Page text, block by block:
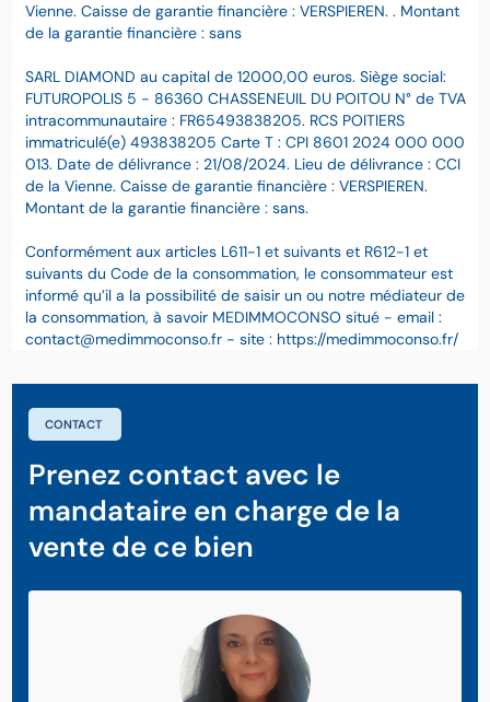
Vienne. Caisse de garantie financière : VERSPIEREN. . Montant
de la garantie financière : sans
SARL DIAMOND au capital de 12000,00 euros. Siège social:
FUTUROPOLIS 5 - 86360 CHASSENEUIL DU POITOU N° de TVA
intracommunautaire : FR65493838205. RCS POITIERS
immatriculé(e) 493838205 Carte T : CPI 8601 2024 000 000
013. Date de délivrance : 21/08/2024. Lieu de délivrance : CCI
de la Vienne. Caisse de garantie financière : VERSPIEREN.
Montant de la garantie financière : sans.
Conformément aux articles L611-1 et suivants et R612-1 et
suivants du Code de la consommation, le consommateur est
informé qu’il a la possibilité de saisir un ou notre médiateur de
la consommation, à savoir MEDIMMOCONSO situé - email :
contact@medimmoconso.fr - site : https://medimmoconso.fr/
CONTACT
Prenez contact avec le
mandataire en charge de la
vente de ce bien